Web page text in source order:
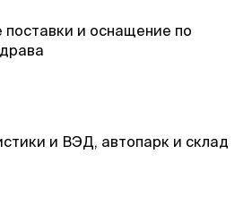
и оснащение по
и ВЭД, автопарк и склад